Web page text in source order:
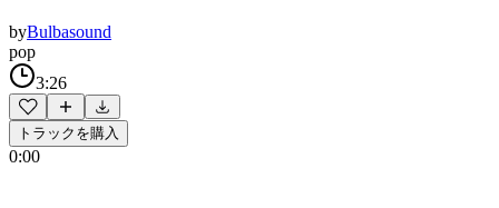
byBulbasound
pop
3:26
トラックを購入
0:00